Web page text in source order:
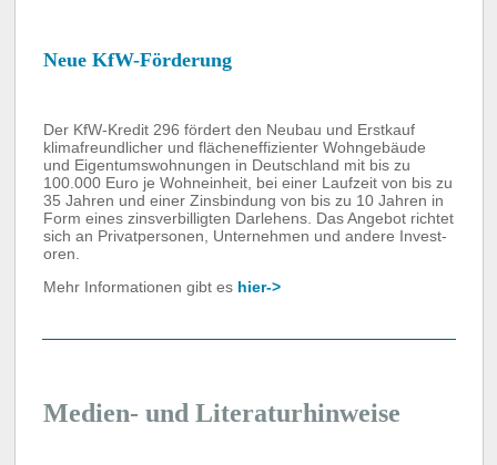
Neue KfW-Förderung
Der KfW-Kredit 296 fördert den Neubau und Erstkauf
klima­freundlicher und flächen­effizienter Wohn­gebäude
und Eigentums­wohnungen in Deutschland mit bis zu
100.000 Euro je Wohneinheit, bei einer Laufzeit von bis zu
35 Jahren und einer Zinsbindung von bis zu 10 Jahren in
Form eines zinsverbilligten Darlehens. Das Angebot richtet
sich an Privat­personen, Unter­nehmen und andere Invest­
oren.
Mehr Informationen gibt es hier->
Medien- und Literaturhinweise